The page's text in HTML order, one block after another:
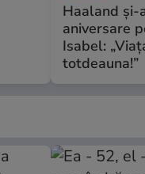
Haaland
aniversare
Isabel:
totdeauna!”